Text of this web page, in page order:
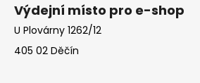
Výdejní místo pro e-shop
U Plovárny 1262/12
405 02 Děčín